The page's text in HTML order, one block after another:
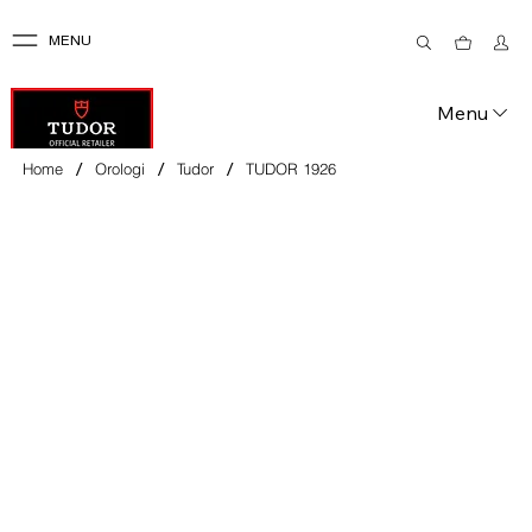
MENU
Menu
Home / Orologi / Tudor / TUDOR 1926